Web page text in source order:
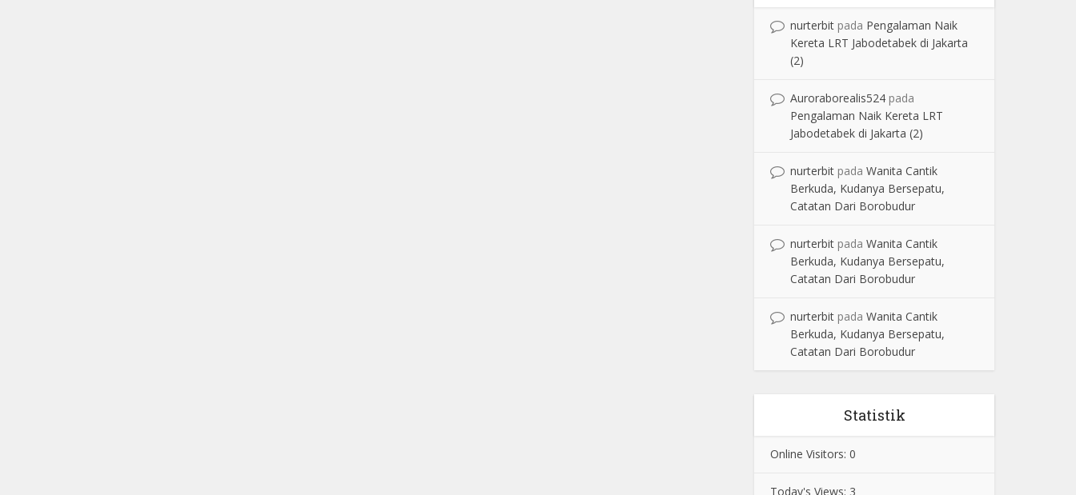
nurterbit pada Pengalaman Naik
Kereta LRT Jabodetabek di Jakarta
(2)
Auroraborealis524 pada
Pengalaman Naik Kereta LRT
Jabodetabek di Jakarta (2)
nurterbit pada Wanita Cantik
Berkuda, Kudanya Bersepatu,
Catatan Dari Borobudur
nurterbit pada Wanita Cantik
Berkuda, Kudanya Bersepatu,
Catatan Dari Borobudur
nurterbit pada Wanita Cantik
Berkuda, Kudanya Bersepatu,
Catatan Dari Borobudur
Statistik
Online Visitors: 0
Today's Views: 3